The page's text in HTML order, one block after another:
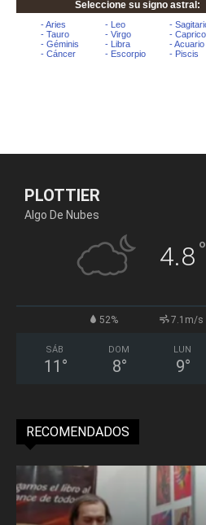
PLOTTIER
Algo De Nubes
4.8°
52% 7.1m/s
SÁB
11 °
DOM
8°
LUN
9°
RECOMENDADOS